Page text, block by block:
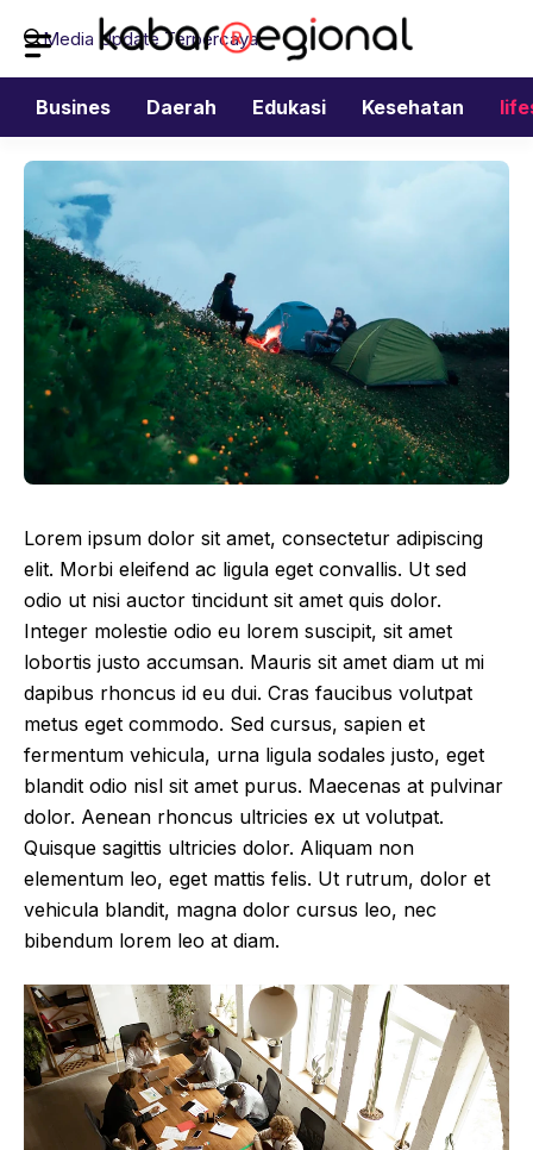
isi
Media Update Terpercaya
Busines Daerah Edukasi Kesehatan
Lorem ipsum dolor sit amet, consectetur adipiscing
elit. Morbi eleifend ac ligula eget convallis. Ut sed
odio ut nisi auctor tincidunt sit amet quis dolor.
Integer molestie odio eu lorem suscipit, sit amet
lobortis justo accumsan. Mauris sit amet diam ut mi
dapibus rhoncus id eu dui. Cras faucibus volutpat
metus eget commodo. Sed cursus, sapien et
fermentum vehicula, urna ligula sodales justo, eget
blandit odio nisl sit amet purus. Maecenas at pulvinar
dolor. Aenean rhoncus ultricies ex ut volutpat.
Quisque sagittis ultricies dolor. Aliquam non
elementum leo, eget mattis felis. Ut rutrum, dolor et
vehicula blandit, magna dolor cursus leo, nec
bibendum lorem leo at diam.